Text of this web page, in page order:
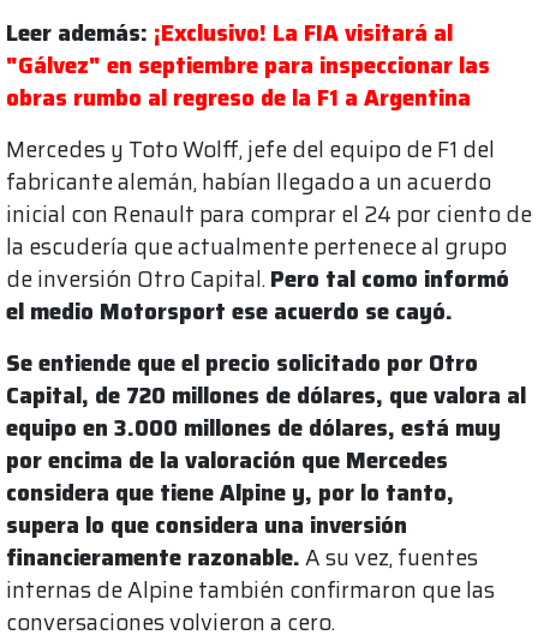
Leer además: ¡Exclusivo! La FIA visitará al
"Gálvez" en septiembre para inspeccionar las
obras rumbo al regreso de la F1 a Argentina
Mercedes y Toto Wolff, jefe del equipo de F1 del
fabricante alemán, habían llegado a un acuerdo
inicial con Renault para comprar el 24 por ciento de
la escudería que actualmente pertenece al grupo
de inversión Otro Capital.Pero tal como informó
el medio Motorsport ese acuerdo se cayó.
Se entiende que el precio solicitado por Otro
Capital, de 720 millones de dólares, que valora al
equipo en 3.000 millones de dólares, está muy
por encima de la valoración que Mercedes
considera que tiene Alpine y, por lo tanto,
supera lo que considera una inversión
financieramente razonable.A su vez, fuentes
internas de Alpine también confirmaron que las
conversaciones volvieron a cero.